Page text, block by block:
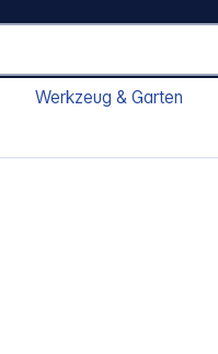
Werkzeug & Garten